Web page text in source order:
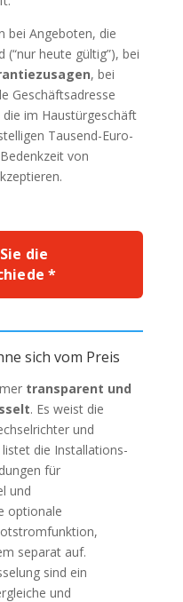
bei Angeboten, die
(“nur heute gültig”), bei
, bei
Geschäftsadresse
im Haustürgeschäft
Tausend-Euro-
von
die
*
sich vom Preis
transparent und
. Es weist die
und
die Installations-
für
und
optionale
separat auf.
sind ein
und